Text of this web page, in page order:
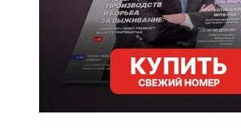
Регулирование
Премия "Тульский Бизнес"
История тульского предпринимательства